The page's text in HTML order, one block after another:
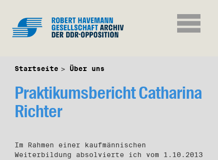
Startseite Über uns
Praktikumsbericht Catharina
Richter
Im Rahmen einer kaufmännischen
Weiterbildung absolvierte ich vom 1.10.2013